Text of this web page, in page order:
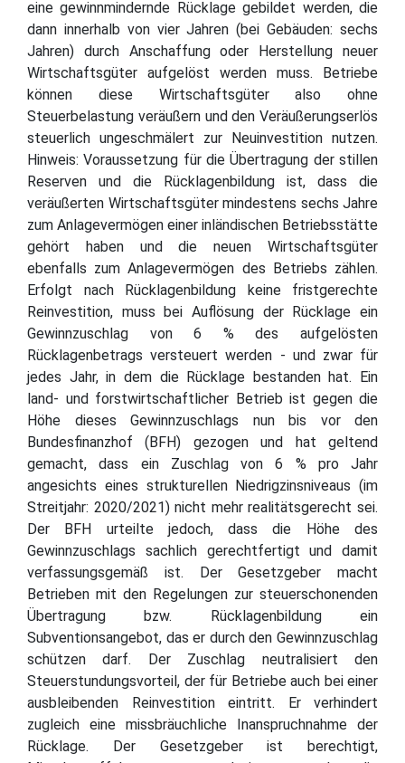
eine gewinnmindernde Rücklage gebildet werden, die
dann innerhalb von vier Jahren (bei Gebäuden: sechs
Jahren) durch Anschaffung oder Herstellung neuer
Wirtschaftsgüter aufgelöst werden muss. Betriebe
können diese Wirtschaftsgüter also ohne
Steuerbelastung veräußern und den Veräußerungserlös
steuerlich ungeschmälert zur Neuinvestition nutzen.
Hinweis: Voraussetzung für die Übertragung der stillen
Reserven und die Rücklagenbildung ist, dass die
veräußerten Wirtschaftsgüter mindestens sechs Jahre
zum Anlagevermögen einer inländischen Betriebsstätte
gehört haben und die neuen Wirtschaftsgüter
ebenfalls zum Anlagevermögen des Betriebs zählen.
Erfolgt nach Rücklagenbildung keine fristgerechte
Reinvestition, muss bei Auflösung der Rücklage ein
Gewinnzuschlag von 6 % des aufgelösten
Rücklagenbetrags versteuert werden - und zwar für
jedes Jahr, in dem die Rücklage bestanden hat. Ein
land- und forstwirtschaftlicher Betrieb ist gegen die
Höhe dieses Gewinnzuschlags nun bis vor den
Bundesfinanzhof (BFH) gezogen und hat geltend
gemacht, dass ein Zuschlag von 6 % pro Jahr
angesichts eines strukturellen Niedrigzinsniveaus (im
Streitjahr: 2020/2021) nicht mehr realitätsgerecht sei.
Der BFH urteilte jedoch, dass die Höhe des
Gewinnzuschlags sachlich gerechtfertigt und damit
verfassungsgemäß ist. Der Gesetzgeber macht
Betrieben mit den Regelungen zur steuerschonenden
Übertragung bzw. Rücklagenbildung ein
Subventionsangebot, das er durch den Gewinnzuschlag
schützen darf. Der Zuschlag neutralisiert den
Steuerstundungsvorteil, der für Betriebe auch bei einer
ausbleibenden Reinvestition eintritt. Er verhindert
zugleich eine missbräuchliche Inanspruchnahme der
Rücklage. Der Gesetzgeber ist berechtigt,